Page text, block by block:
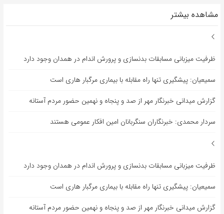
مشاهده بیشتر
ظرفیت میزبانی مسابقات بدنسازی و پرورش اندام در همدان وجود دارد
سمیعیان: پیشگیری تنها راه مقابله با بیماری مرگبار هاری است
گزارش میدانی خبرنگار مهر از صد و پنجاه و نهمین حضور مردم آستانه
سردار محمدی: خبرنگاران سنگربانان امین افکار عمومی هستند
ظرفیت میزبانی مسابقات بدنسازی و پرورش اندام در همدان وجود دارد
سمیعیان: پیشگیری تنها راه مقابله با بیماری مرگبار هاری است
گزارش میدانی خبرنگار مهر از صد و پنجاه و نهمین حضور مردم آستانه